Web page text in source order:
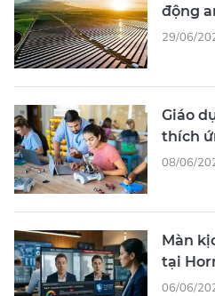
động
29/06/
Giáo
thích
08/06/
Màn
tại
06/06/